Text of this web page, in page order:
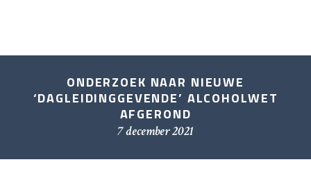
ONDERZOEK NAAR NIEUWE
‘DAGLEIDINGGEVENDE’ ALCOHOLWET
AFGEROND
7 december 2021